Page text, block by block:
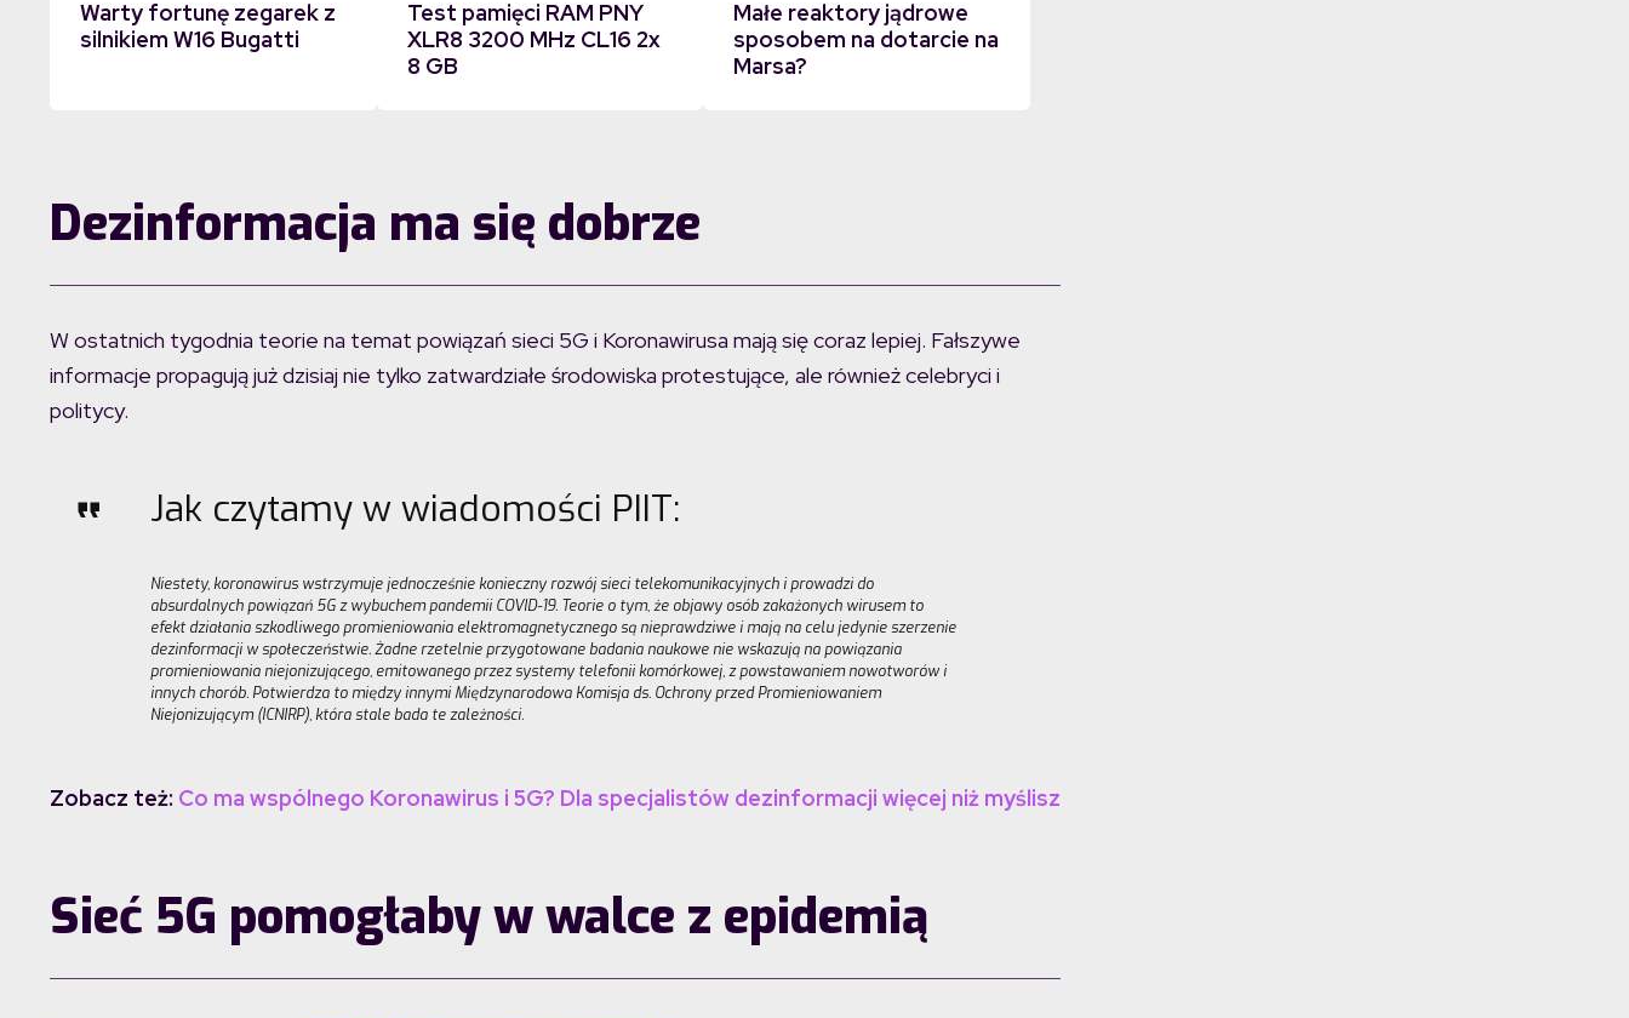
Warty fortunę zegarek z
silnikiem W16 Bugatti
Test pamięci RAM PNY
XLR8 3200 MHz CL16 2x
8 GB
Małe reaktory jądrowe
sposobem na dotarcie na
Marsa?
Dezinformacja ma się dobrze
W ostatnich tygodnia teorie na temat powiązań sieci 5G i Koronawirusa mają się coraz lepiej. Fałszywe
informacje propagują już dzisiaj nie tylko zatwardziałe środowiska protestujące, ale również celebryci i
politycy.
Jak czytamy w wiadomości PIIT:
Niestety, koronawirus wstrzymuje jednocześnie konieczny rozwój sieci telekomunikacyjnych i prowadzi do
absurdalnych powiązań 5G z wybuchem pandemii COVID-19. Teorie o tym, że objawy osób zakażonych wirusem to
efekt działania szkodliwego promieniowania elektromagnetycznego są nieprawdziwe i mają na celu jedynie szerzenie
dezinformacji w społeczeństwie. Żadne rzetelnie przygotowane badania naukowe nie wskazują na powiązania
promieniowania niejonizującego, emitowanego przez systemy telefonii komórkowej, z powstawaniem nowotworów i
innych chorób. Potwierdza to między innymi Międzynarodowa Komisja ds. Ochrony przed Promieniowaniem
Niejonizującym (ICNIRP), która stale bada te zależności.
Zobacz też: Co ma wspólnego Koronawirus i 5G? Dla specjalistów dezinformacji więcej niż myślisz
Sieć 5G pomogłaby w walce z epidemią